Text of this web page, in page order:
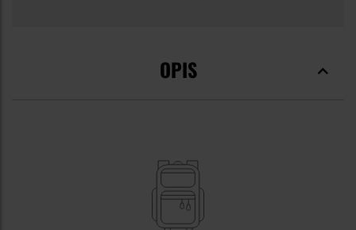
OPIS